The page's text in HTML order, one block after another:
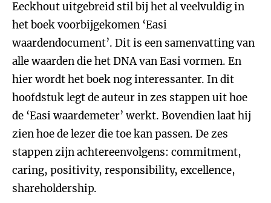
Eeckhout uitgebreid stil bij het al veelvuldig in
het boek voorbijgekomen ‘Easi
waardendocument’. Dit is een samenvatting van
alle waarden die het DNA van Easi vormen. En
hier wordt het boek nog interessanter. In dit
hoofdstuk legt de auteur in zes stappen uit hoe
de ‘Easi waardemeter’ werkt. Bovendien laat hij
zien hoe de lezer die toe kan passen. De zes
stappen zijn achtereenvolgens: commitment,
caring, positivity, responsibility, excellence,
shareholdership.